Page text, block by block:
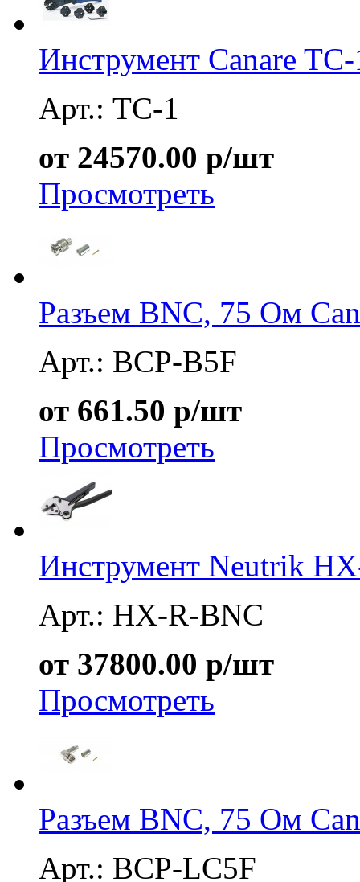
Инструмент Canare
Арт.: TC-1
от 24570.00 р/шт
Просмотреть
Разъем BNC, 75 Ом
Арт.: BCP-B5F
от 661.50 р/шт
Просмотреть
Инструмент Neutrik
Арт.: HX-R-BNC
от 37800.00 р/шт
Просмотреть
Разъем BNC, 75 Ом
Арт.: BCP-LC5F